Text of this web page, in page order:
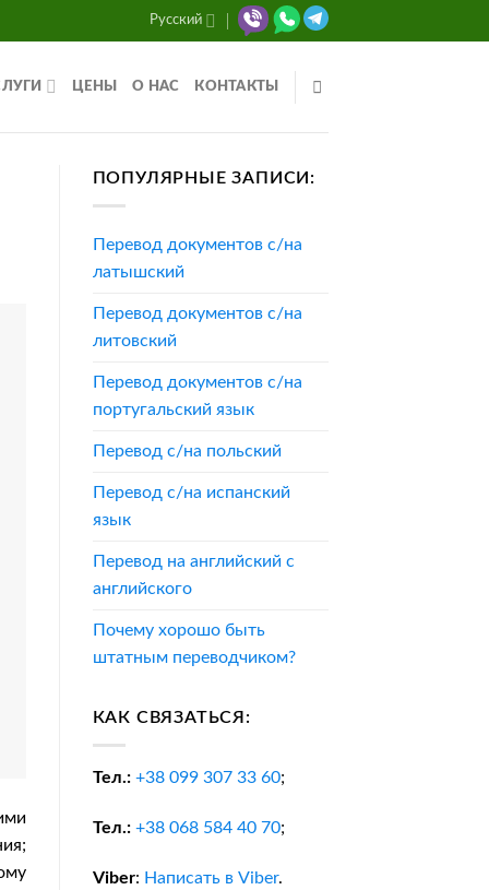
Русский
ЦЕНЫ О НАС КОНТАКТЫ
ПОПУЛЯРНЫЕ ЗАПИСИ:
Перевод документов с/на
латышский
Перевод документов с/на
литовский
Перевод документов с/на
португальский язык
Перевод с/на польский
Перевод с/на испанский
язык
Перевод на английский с
английского
Почему хорошо быть
штатным переводчиком?
КАК СВЯЗАТЬСЯ:
Тел.: +38 099 307 33 60;
Тел.: +38 068 584 40 70;
Viber: Написать в Viber.